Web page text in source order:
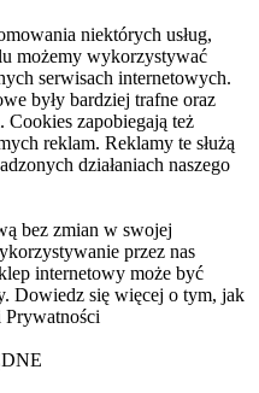
niektórych usług,
możemy wykorzystywać
serwisach internetowych.
były bardziej trafne oraz
zapobiegają też
reklam. Reklamy te służą
działaniach naszego
bez zmian w swojej
przez nas
internetowy może być
Dowiedz się więcej o tym, jak